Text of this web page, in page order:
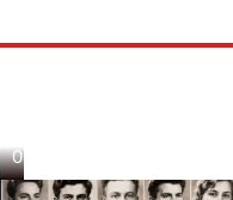
05.08.26